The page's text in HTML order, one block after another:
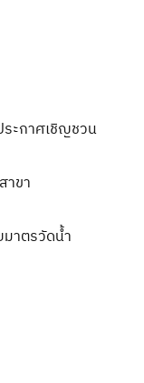
ะกาศเชิญชวน
าขา
าตรวัดน้ำ